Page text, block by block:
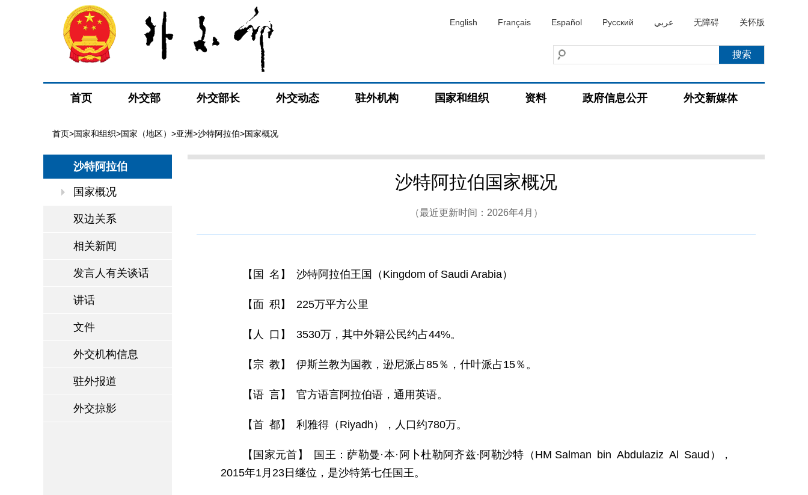
English Français Español Русский عربي 无障碍 关怀版
首页 外交部 外交部长 外交动态 驻外机构 国家和组织 资料 政府信息公开 外交新媒体
首页>国家和组织>国家（地区） >亚洲>沙特阿拉伯>国家概况
沙特阿拉伯
国家概况
双边关系
相关新闻
发言人有关谈话
讲话
文件
外交机构信息
驻外报道
外交掠影
沙特阿拉伯国家概况
（最近更新时间：2026年4月）
【国 名】 沙特阿拉伯王国（Kingdom of Saudi Arabia）
【面 积】 225万平方公里
【人 口】 3530万，其中外籍公民约占44%。
【宗 教】 伊斯兰教为国教，逊尼派占85％，什叶派占15％。
【语 言】 官方语言阿拉伯语，通用英语。
【首 都】 利雅得（Riyadh），人口约780万。
【国家元首】 国王：萨勒曼·本·阿卜杜勒阿齐兹·阿勒沙特（HM Salman bin Abdulaziz Al Saud），
2015年1月23日继位，是沙特第七任国王。